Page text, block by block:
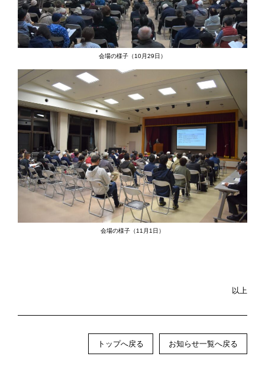
会場の様子（10月29日）
会場の様子（11月1日）
以上
トップへ戻る お知らせ一覧へ戻る